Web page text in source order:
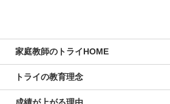
家庭教師のトライHOME
トライの教育理念